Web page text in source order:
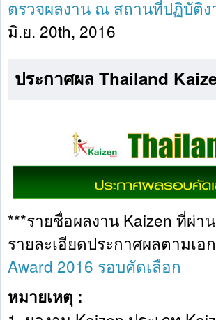
ตรวจผลงาน ณ สถานที่ปฏิบัติง
มิ.ย. 20th, 2016
ประกาศผล Thailand
***รายชื่อผลงาน Kaizen ที่ผ่า
รายละเอียดประกาศผลตามเอ
Award 2016 รอบคัดเลือก
หมายเหตุ :